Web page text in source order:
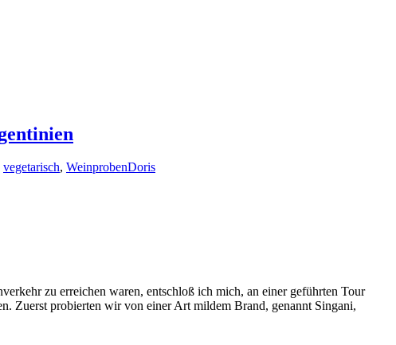
vegetarisch, WeinprobenDoris
zu erreichen waren, entschloß ich mich, an einer geführten Tour
Zuerst probierten wir von einer Art mildem Brand, genannt Singani,